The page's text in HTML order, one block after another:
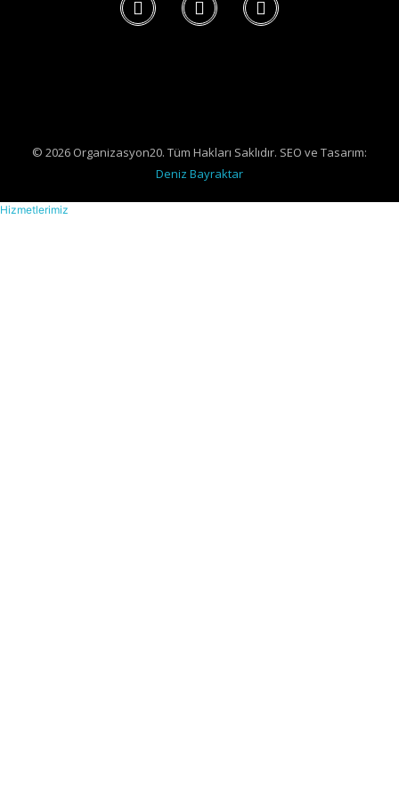
© 2026 Organizasyon20. Tüm Hakları Saklıdır. SEO ve Tasarım:
Deniz Bayraktar
Hizmetlerimiz